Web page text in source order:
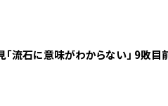
流石に意味がわからない」 9敗目